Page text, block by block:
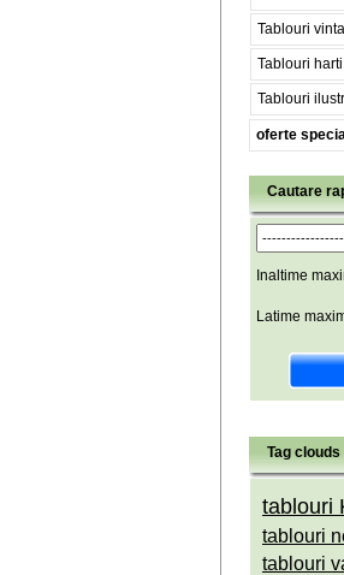
Tablouri
Tablouri
Tablouri
oferte
Cautare
Inaltime
Latime
Tag clouds
tablouri
tablouri
tablouri